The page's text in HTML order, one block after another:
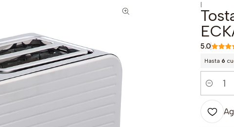
|
5.0
Hasta 6
Cantidad